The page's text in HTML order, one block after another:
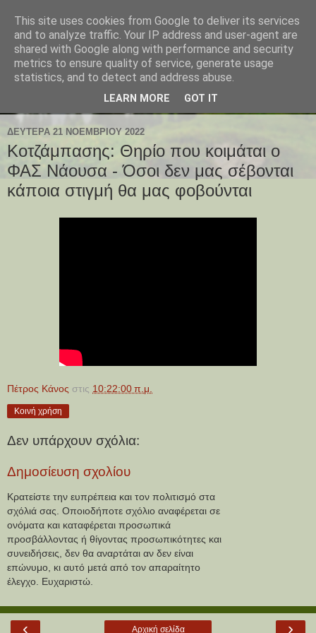
ΔΕΥΤΈΡΑ 21 ΝΟΕΜΒΡΊΟΥ 2022
Κοτζάμπασης: Θηρίο που κοιμάται ο
ΦΑΣ Νάουσα - Όσοι δεν μας σέβονται
κάποια στιγμή θα μας φοβούνται
Πέτρος Κάνος στις 10:22:00 π.μ.
Κοινή χρήση
Δεν υπάρχουν σχόλια:
Δημοσίευση σχολίου
Κρατείστε την ευπρέπεια και τον πολιτισμό στα
σχόλιά σας. Οποιοδήποτε σχόλιο αναφέρεται σε
ονόματα και καταφέρεται προσωπικά
προσβάλλοντας ή θίγοντας προσωπικότητες και
συνειδήσεις, δεν θα αναρτάται αν δεν είναι
επώνυμο, κι αυτό μετά από τον απαραίτητο
έλεγχο. Ευχαριστώ.
‹ ›
Αρχική σελίδα
This site uses cookies from Google to deliver its services
and to analyze traffic. Your IP address and user-agent are
shared with Google along with performance and security
metrics to ensure quality of service, generate usage
statistics, and to detect and address abuse.
LEARN MORE GOT IT